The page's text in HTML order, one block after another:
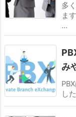
多
ま
...
み
し